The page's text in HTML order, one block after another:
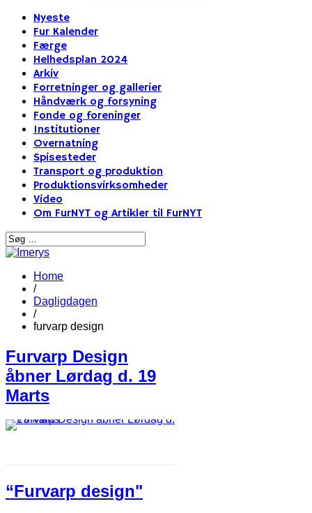
Nyeste
Fur Kalender
Færge
Helhedsplan 2024
Arkiv
Forretninger og gallerier
Håndværk og forsyning
Fonde og foreninger
Institutioner
Overnatning
Spisesteder
Transport og produktion
Produktionsvirksomheder
Video
Om FurNYT og Artikler til FurNYT
Home
/
Dagligdagen
/
furvarp design
Furvarp ​D​esign
åbner Lørdag d. 19
Marts
“Furvarp design"